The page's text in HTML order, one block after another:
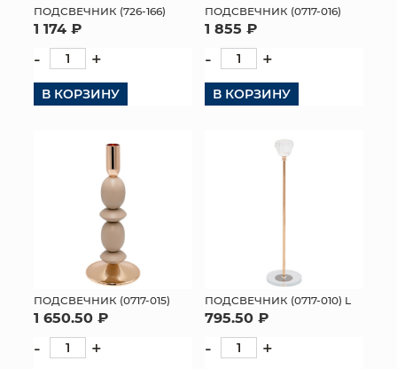
ПОДСВЕЧНИК (726-166)
1 174 ₽
- +
В КОРЗИНУ
ПОДСВЕЧНИК (0717-016)
1 855 ₽
- +
В КОРЗИНУ
ПОДСВЕЧНИК (0717-015)
1 650.50 ₽
- +
ПОДСВЕЧНИК (0717-010) L
795.50 ₽
- +